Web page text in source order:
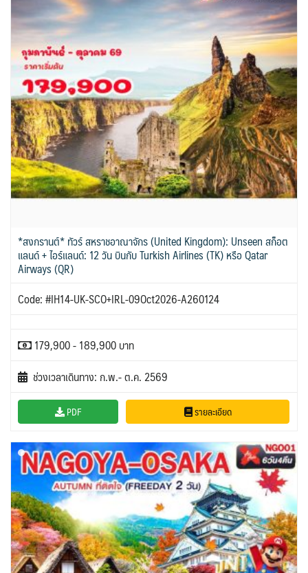
*สงกรานต์* ทัวร์ สหราชอาณาจักร (United Kingdom): Unseen สก็อต
แลนด์ + ไอร์แลนด์: 12 วัน บินกับ Turkish Airlines (TK) หรือ Qatar
Airways (QR)
Code: #IH14-UK-SCO+IRL-09Oct2026-A260124
179,900 - 189,900 บาท
ช่วงเวลาเดินทาง: ก.พ.- ต.ค. 2569
PDF รายละเอียด